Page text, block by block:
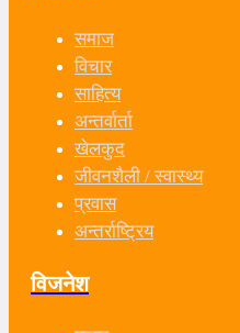
समाज
विचार
साहित्य
अन्तर्वार्ता
खेलकुद
जीवनशैली / स्वास्थ्य
प्रवास
अन्तर्राष्ट्रिय
विजनेश